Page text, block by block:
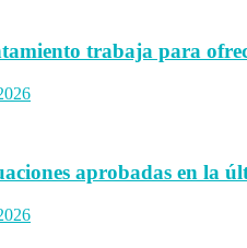
trabaja para
aprobadas en la